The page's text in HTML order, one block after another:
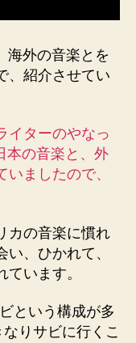
海外の音楽とを
、紹介させてい
イターのやなっ
本の音楽と、外
ましたので、
カの音楽に慣れ
、ひかれて、
います。
という構成が多
りサビに行くこ